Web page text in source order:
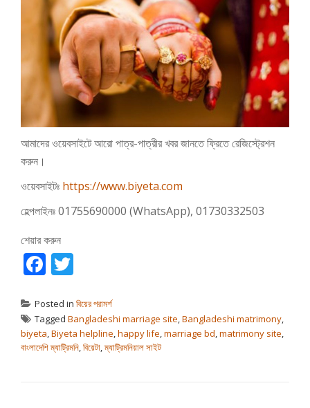
আমাদের ওয়েবসাইটে আরো পাত্র-পাত্রীর খবর জানতে ফ্রিতে রেজিস্ট্রেশন
করুন।
ওয়েবসাইটঃ https://www.biyeta.com
হেল্পলাইনঃ 01755690000 (WhatsApp), 01730332503
শেয়ার করুন
Facebook
Posted in বিয়ের পরামর্শ
Tagged Bangladeshi marriage site,Bangladeshi matrimony,
biyeta,Biyeta helpline,happy life,marriage bd,matrimony site,
বাংলাদেশি ম্যাট্রিমনি,বিয়েটা,ম্যাট্রিমনিয়াল সাইট